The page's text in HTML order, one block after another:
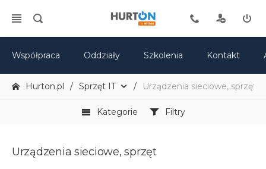
Współpraca Oddziały Szkolenia Kontakt
Hurton.pl Sprzęt IT Urządzenia sieciowe, sprzęt
Kategorie Filtry
Urządzenia sieciowe, sprzęt